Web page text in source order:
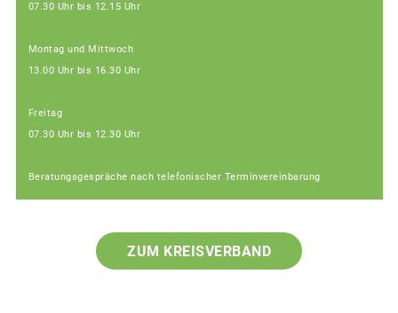
07.30 Uhr bis 12.15 Uhr
Montag und Mittwoch
13.00 Uhr bis 16.30 Uhr
Freitag
07.30 Uhr bis 12.30 Uhr
Beratungsgespräche nach telefonischer Terminvereinbarung
ZUM KREISVERBAND